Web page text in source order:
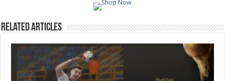
Related Articles